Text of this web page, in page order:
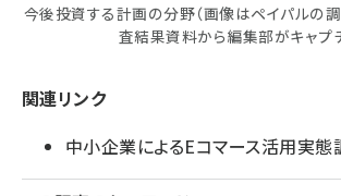
今後投資する計画の分野（画像はペイパルの調
査結果資料から編集部がキャプチ
関連リンク
中小企業によるEコマース活用実